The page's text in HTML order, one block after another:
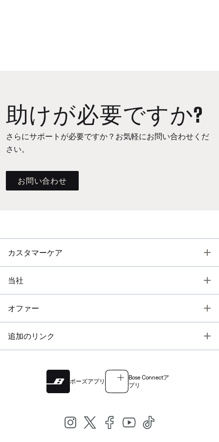
助けが必要ですか?
さらにサポートが必要ですか？お気軽にお問い合わせくだ
さい。
お問い合わせ
カスタマーケア
当社
オファー
追加のリンク
ボーズアプリ
Bose Connectア
プリ